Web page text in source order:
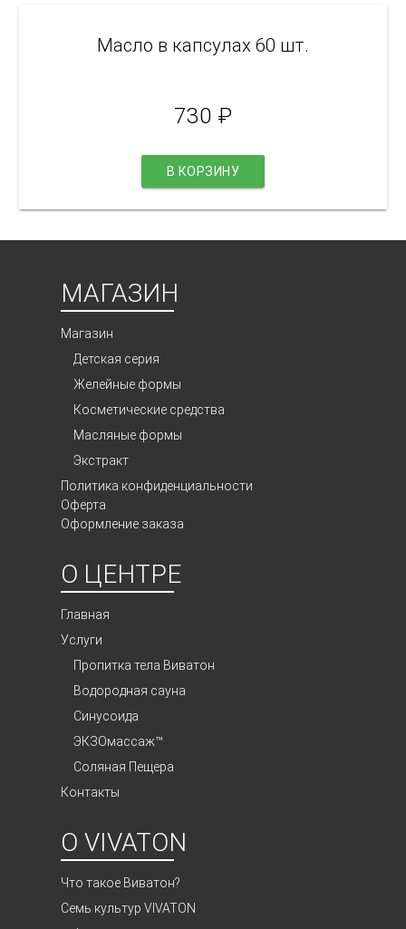
Масло в капсулах 60 шт.
730 ₽
В КОРЗИНУ
МАГАЗИН
Магазин
Детская серия
Желейные формы
Косметические средства
Масляные формы
Экстракт
Политика конфиденциальности
Оферта
Оформление заказа
О ЦЕНТРЕ
Главная
Услуги
Пропитка тела Виватон
Водородная сауна
Синусоида
ЭКЗОмассаж™
Соляная Пещера
Контакты
О VIVATON
Что такое Виватон?
Семь культур VIVATON